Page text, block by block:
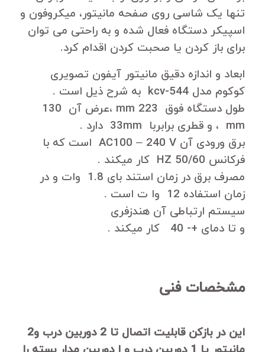
تنها یک شاسی روی صفحه مانیتور، میکروفون و
اسپیکر دستگاه فعال شده و به راحتی می توان
برای باز کردن یا صحبت کردن اقدام کرد.
ابعاد و اندازه دقیق مانیتور آیفون تصویری
کوکوم مدل kcv-544 به شرح ذیل است .
طول دستگاه فوق 223 mm ،عرض آن 130
mm ، و قطری برابربا 33mm دارد .
برق ورودی آن AC100 – 240 V است که با
فرکانس 50/60 HZ کار میکند .
مصرف برق در زمان استند بای 1.8 وات و در
زمان استفاده 12 وا ت است .
سیستم ارتباطی آن هندزفری
و تا دمای +- 40 کار میکند .
مشخصات فنی
این در بازکن قابلیت اتصال تا 2 دوربین درب و2